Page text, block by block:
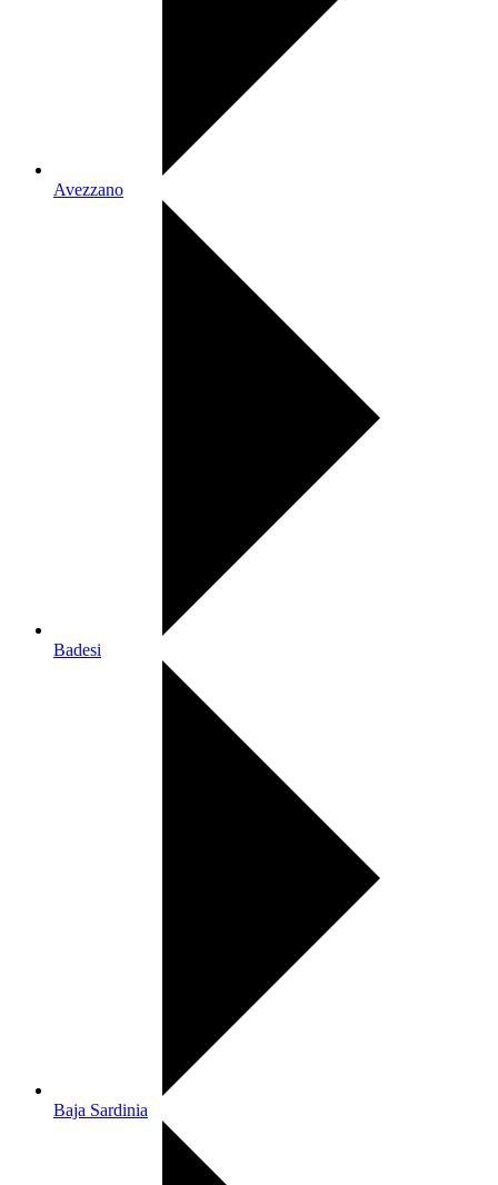
Avezzano
Badesi
Baja Sardinia